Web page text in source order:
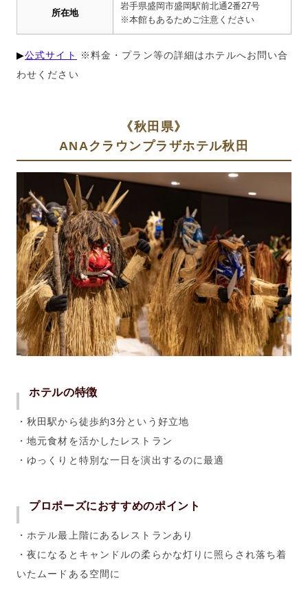
所在地
岩手県盛岡市盛岡駅前北通2番27号
※本館もあるためご注意ください
▶︎公式サイト
※料金・プラン等の詳細はホテルへお問い合
わせください
《秋田県》
ANAクラウンプラザホテル秋田
ホテルの特徴
・秋田駅から徒歩約3分という好立地
・地元食材を活かしたレストラン
・ゆっくりと特別な一日を演出するのに最適
プロポーズにおすすめのポイント
・ホテル最上階にあるレストランあり
・夜になるとキャンドルの柔らかな灯りに照らされ落ち着
いたムードある空間に